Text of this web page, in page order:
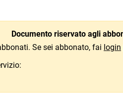
Documento riservato agli
Se sei abbonato, fai login